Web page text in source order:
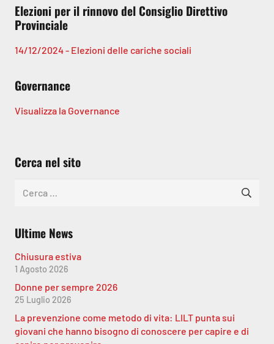
Elezioni per il rinnovo del Consiglio Direttivo
Provinciale
14/12/2024 - Elezioni delle cariche sociali
Governance
Visualizza la Governance
Cerca nel sito
Ultime News
Chiusura estiva
1 Agosto 2026
Donne per sempre 2026
25 Luglio 2026
La prevenzione come metodo di vita: LILT punta sui
giovani che hanno bisogno di conoscere per capire e di